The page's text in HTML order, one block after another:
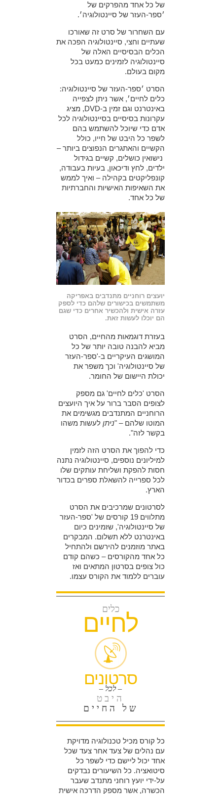
של כל אחד מהפרקים של
׳ספר-העזר של סיינטולוגיה׳.
עם השחרור של סרט זה שאורכו
שעתיים וחצי, סיינטולוגיה הפכה את
הכלים הבסיסיים האלה של
סיינטולוגיה לזמינים כמעט בכל
מקום בעולם.
הסרט ׳ספר-העזר של סיינטולוגיה:
כלים לחיים׳, אשר ניתן לצפייה
באינטרנט וגם זמין ב-DVD, מציג
עקרונות בסיסיים בסיינטולוגיה לכל
אדם כדי שיוכל להשתמש בהם
לשפר כל היבט של חייו, כולל
הקשיים והאתגרים הנפוצים ביותר –
נישואין כושלים, קשיים בגידול
ילדים, לחץ ודיכאון, בעיות בעבודה,
קונפליקטים בקהילה – ואיך לממש
את השאיפות האישיות והחברתיות
של כל אחד.
יועצים רוחניים מתנדבים באפריקה
משתמשים בכישורים שלהם כדי לספק
עזרה אישית ולהכשיר אחרים כדי שגם
הם יוכלו לעשות זאת.
בעזרת דוגמאות מהחיים, הסרט
מביא להבנה טובה יותר של כל
המושגים העיקריים ב-'ספר-העזר
של סיינטולוגיה' וכך משפר את
יכולת היישום של החומר.
הסרט 'כלים לחיים' גם מספק
לצופים הסבר ברור על איך היועצים
הרוחניים המתנדבים מגשימים את
המוטו שלהם – "ניתן לעשות משהו
בקשר לזה".
כדי להפוך את הסרט הזה לזמין
למיליונים נוספים, סיינטולוגיה נתנה
חסות להפקת ושליחת עותקים שלו
לכל ספרייה להשאלת ספרים בכדור
הארץ.
לסרטונים שמרכיבים את הסרט
מתלווים 19 קורסים של 'ספר-העזר
של סיינטולוגיה', שזמינים כיום
באינטרנט ללא תשלום. המבקרים
באתר מוזמנים להירשם ולהתחיל
כל אחד מהקורסים – כשהם קודם
כול צופים בסרטון המתאים ואז
עוברים ללמוד את הקורס עצמו.
כלים
לחיים
סרטונים
– לכל –
היבט
של החיים
כל קורס מכיל טכנולוגיה מדויקת
עם נהלים של צעד אחר צעד שכל
אחד יכול ליישם כדי לשפר כל
סיטואציה. כל השיעורים נבדקים
על-ידי יועץ רוחני מתנדב שעבר
הכשרה, אשר מספק הדרכה אישית